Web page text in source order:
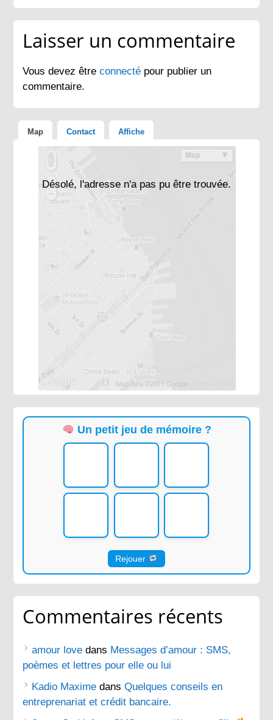
Laisser un commentaire
Vous devez êtreconnecté pour publier un
commentaire.
Map Contact Affiche
Désolé, l'adresse n'a pas pu être trouvée.
Un petit jeu de mémoire ?
Rejouer
Commentaires récents
amour love dans Messages d’amour : SMS,
poèmes et lettres pour elle ou lui
Kadio Maxime dansQuelques conseils en
entreprenariat et crédit bancaire.